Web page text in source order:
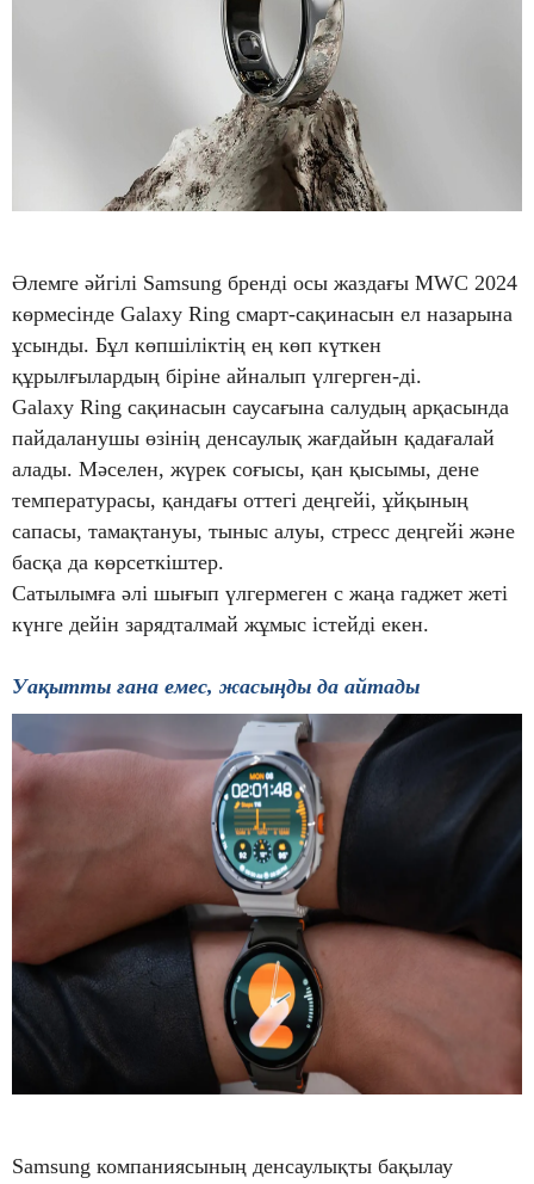
Әлемге әйгілі Samsung бренді осы жаздағы MWC 2024
көрмесінде Galaxy Ring смарт-сақинасын ел назарына
ұсынды. Бұл көпшіліктің ең көп күткен
құрылғылардың біріне айналып үлгерген-ді.
Galaxy Ring сақинасын саусағына салудың арқасында
пайдаланушы өзінің денсаулық жағдайын қадағалай
алады. Мәселен, жүрек соғысы, қан қысымы, дене
температурасы, қандағы оттегі деңгейі, ұйқының
сапасы, тамақтануы, тыныс алуы, стресс деңгейі және
басқа да көрсеткіштер.
Сатылымға әлі шығып үлгермеген с жаңа гаджет жеті
күнге дейін зарядталмай жұмыс істейді екен.
Уақытты ғана емес, жасыңды да айтады
Samsung компаниясының денсаулықты бақылау